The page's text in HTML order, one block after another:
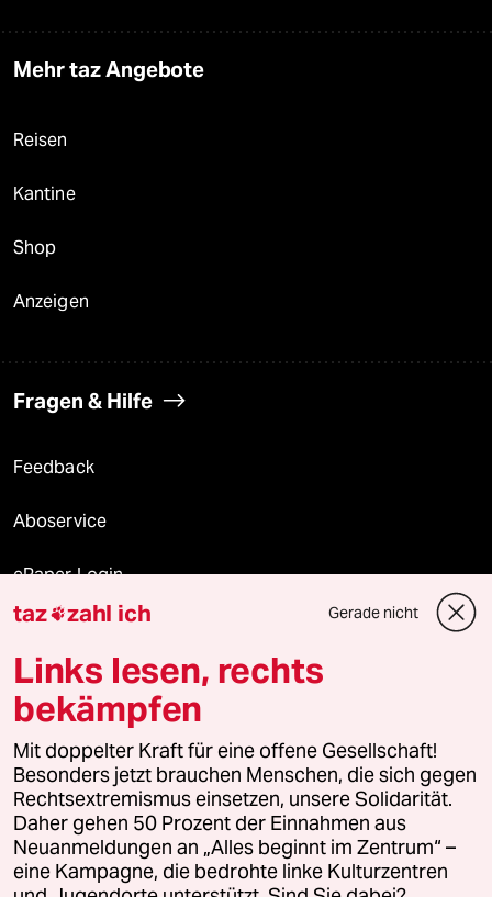
Mehr taz Angebote
Reisen
Kantine
Shop
Anzeigen
Fragen & Hilfe
Feedback
Aboservice
ePaper Login
Downloads für Abonnierende
© 2026 taz Verlags und Vertriebs GmbH
Alle Rechte vorbehalten. Bei rechtlichen Fragen oder für Genehmigungen
wenden Sie sich bitte an
lizenzen@taz.de
Feedback Redaktionsstatut Kommune-Richtlinien
Leitlinie Informant Datenschutz Impressum AGB
taz zahl ich Gerade nicht
Links lesen, rechts
bekämpfen
Mit doppelter Kraft für eine offene Gesellschaft!
Besonders jetzt brauchen Menschen, die sich gegen
Rechtsextremismus einsetzen, unsere Solidarität.
Daher gehen 50 Prozent der Einnahmen aus
Neuanmeldungen an „Alles beginnt im Zentrum“ –
eine Kampagne, die bedrohte linke Kulturzentren